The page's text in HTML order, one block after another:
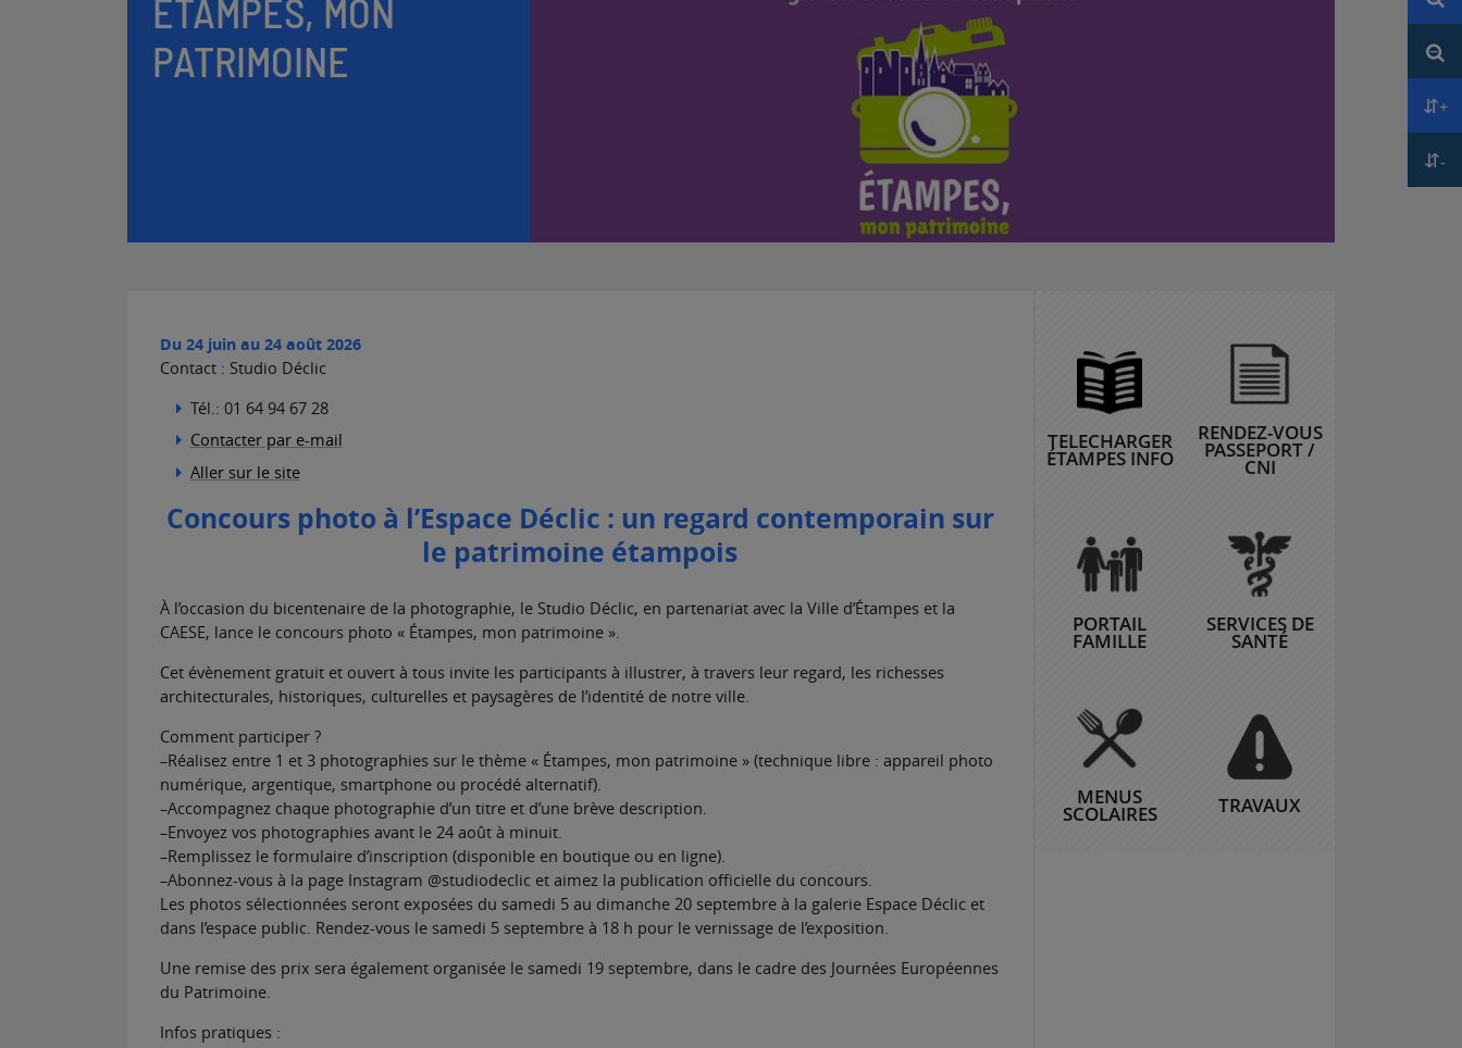
ÉTAMPES, MON
PATRIMOINE
Du24 juinau24 août 2026
Contact : Studio Déclic
Tél.: 01 64 94 67 28
Contacter par e-mail
Aller sur le site
Concours photo à l’Espace Déclic : un regard contemporain sur
le patrimoine étampois
À l’occasion du bicentenaire de la photographie, le Studio Déclic, en partenariat avec la Ville d’Étampes et la
CAESE, lance le concours photo « Étampes, mon patrimoine ».
Cet évènement gratuit et ouvert à tous invite les participants à illustrer, à travers leur regard, les richesses
architecturales, historiques, culturelles et paysagères de l’identité de notre ville.
Comment participer ?
–Réalisez entre 1 et 3 photographies sur le thème « Étampes, mon patrimoine » (technique libre : appareil photo
numérique, argentique, smartphone ou procédé alternatif).
–Accompagnez chaque photographie d’un titre et d’une brève description.
–Envoyez vos photographies avant le 24 août à minuit.
–Remplissez le formulaire d’inscription (disponible en boutique ou en ligne).
–Abonnez-vous à la page Instagram @studiodeclic et aimez la publication officielle du concours.
Les photos sélectionnées seront exposées du samedi 5 au dimanche 20 septembre à la galerie Espace Déclic et
dans l’espace public. Rendez-vous le samedi 5 septembre à 18 h pour le vernissage de l’exposition.
Une remise des prix sera également organisée le samedi 19 septembre, dans le cadre des Journées Européennes
du Patrimoine.
Infos pratiques :
TELECHARGER
ÉTAMPES INFO
RENDEZ-VOUS
PASSEPORT /
CNI
PORTAIL
FAMILLE
SERVICES DE
SANTÉ
MENUS
SCOLAIRES TRAVAUX
+
-